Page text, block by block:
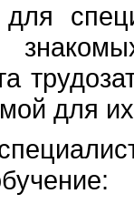
для
для